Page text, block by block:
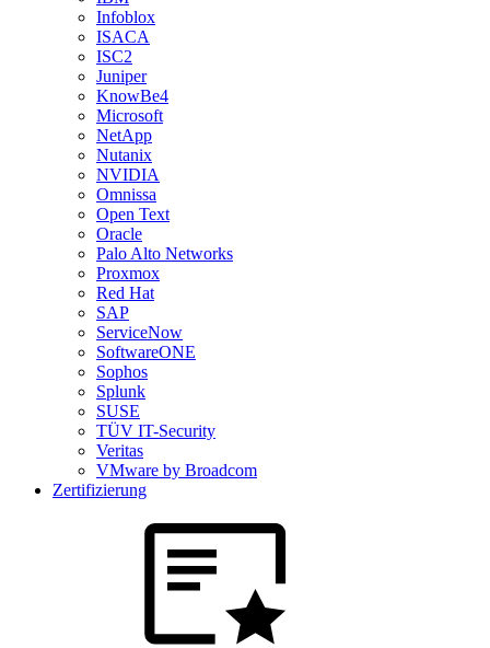
Infoblox
ISACA
ISC2
Juniper
KnowBe4
Microsoft
NetApp
Nutanix
NVIDIA
Omnissa
Open Text
Oracle
Palo Alto Networks
Proxmox
Red Hat
SAP
ServiceNow
SoftwareONE
Sophos
Splunk
SUSE
TÜV IT-Security
Veritas
VMware by Broadcom
Zertifizierung